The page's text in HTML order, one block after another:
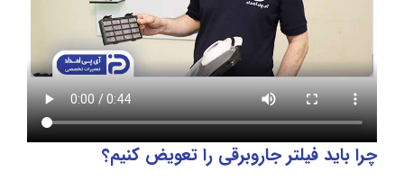
چرا باید فیلتر جاروبرقی را تعویض کنیم؟